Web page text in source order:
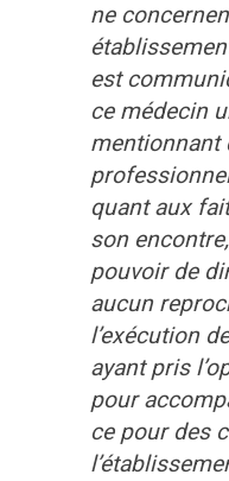
ne
est
ce médecin
mentionnant
quant aux
son
pouvoir de
aucun
l’exécution
ayant pris
pour
ce pour des